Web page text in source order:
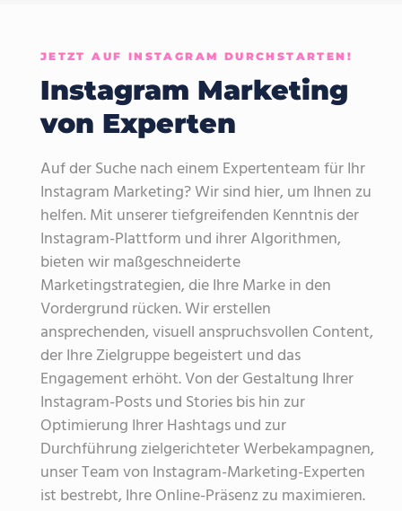
JETZT AUF INSTAGRAM DURCHSTARTEN!
Instagram Marketing
von Experten
Auf der Suche nach einem Expertenteam für Ihr
Instagram Marketing? Wir sind hier, um Ihnen zu
helfen. Mit unserer tiefgreifenden Kenntnis der
Instagram-Plattform und ihrer Algorithmen,
bieten wir maßgeschneiderte
Marketingstrategien, die Ihre Marke in den
Vordergrund rücken. Wir erstellen
ansprechenden, visuell anspruchsvollen Content,
der Ihre Zielgruppe begeistert und das
Engagement erhöht. Von der Gestaltung Ihrer
Instagram-Posts und Stories bis hin zur
Optimierung Ihrer Hashtags und zur
Durchführung zielgerichteter Werbekampagnen,
unser Team von Instagram-Marketing-Experten
ist bestrebt, Ihre Online-Präsenz zu maximieren.